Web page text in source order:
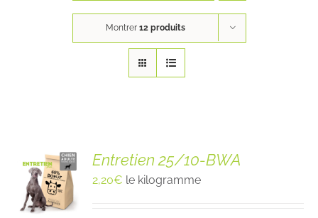
Montrer 12 produits
Entretien 25/10-BWA
2,20€ le kilogramme